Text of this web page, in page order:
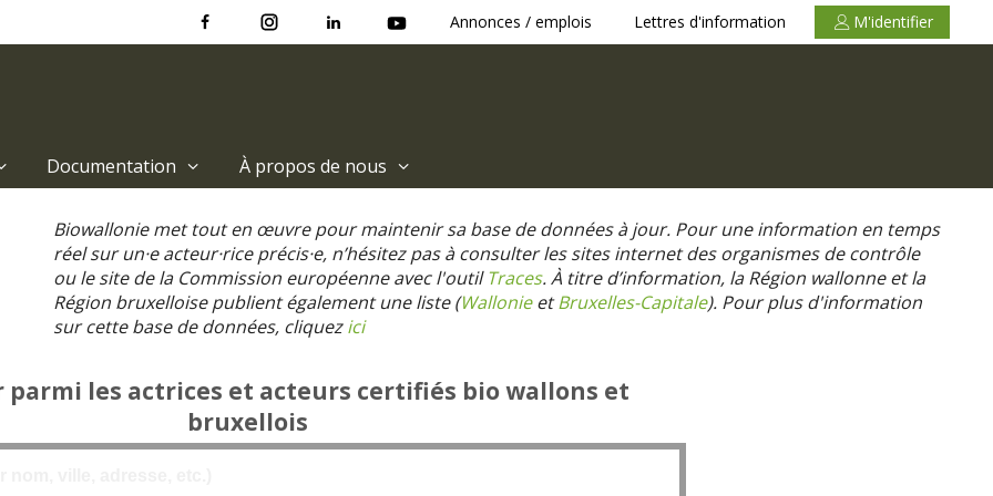
Annonces / emplois Lettres d'information M'identifier
Documentation À propos de nous
Biowallonie met tout en œuvre pour maintenir sa base de données à jour. Pour une information en temps
réel sur un·e acteur·rice précis·e, n’hésitez pas à consulter les sites internet des organismes de contrôle
ou le site de la Commission européenne avec l'outilTraces. À titre d’information, la Région wallonne et la
Région bruxelloise publient également une liste (WallonieetBruxelles-Capitale). Pour plus d'information
sur cette base de données, cliquezici
parmi les actrices et acteurs certifiés bio wallons et
bruxellois